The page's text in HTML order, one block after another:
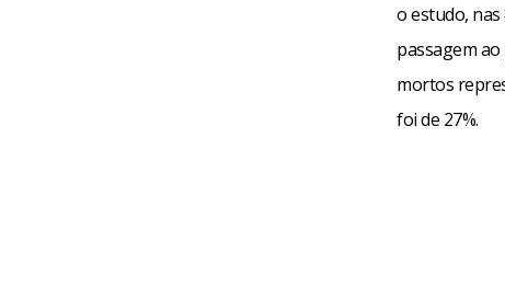
o estudo,
passagem
mortos
foi de 27%.